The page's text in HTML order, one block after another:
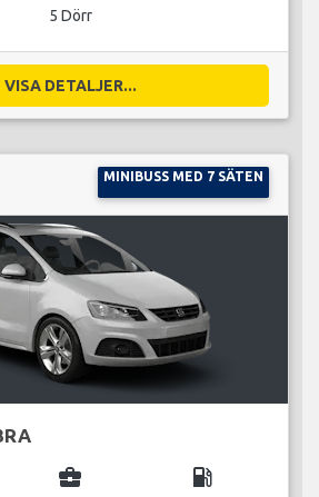
5 Dörr
VISA DETALJER...
MINIBUSS MED 7 SÄTEN
business_center local_gas_station